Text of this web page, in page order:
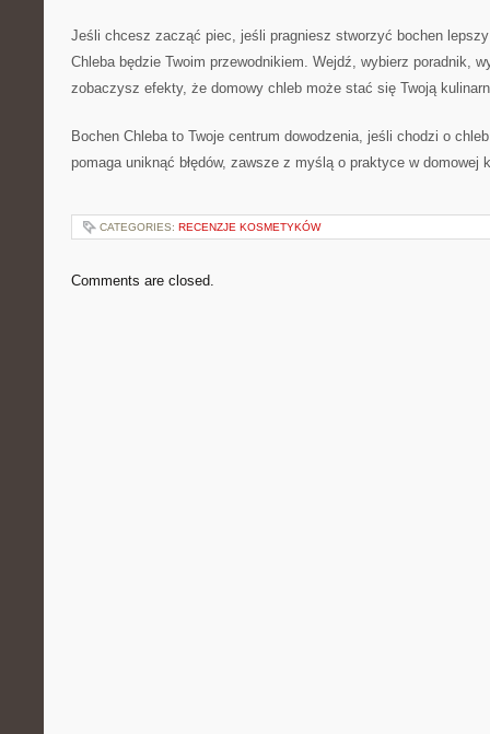
Jeśli chcesz zacząć piec, jeśli pragniesz stworzyć bochen
Chleba będzie Twoim przewodnikiem. Wejdź, wybierz poradnik,
zobaczysz efekty, że domowy chleb może stać się Twoją
Bochen Chleba to Twoje centrum dowodzenia, jeśli chodzi o
pomaga uniknąć błędów, zawsze z myślą o praktyce w domowej
CATEGORIES: RECENZJE KOSMETYKÓW
Comments are closed.